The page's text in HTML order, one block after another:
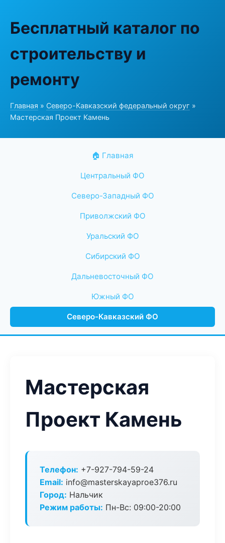
Бесплатный каталог по
строительству и
ремонту
Главная » Северо-Кавказский федеральный округ »
Мастерская Проект Камень
🏠 Главная
Центральный ФО
Северо-Западный ФО
Приволжский ФО
Уральский ФО
Сибирский ФО
Дальневосточный ФО
Южный ФО
Северо-Кавказский ФО
Мастерская
Проект Камень
Телефон: +7-927-794-59-24
Email: info@masterskayaproe376.ru
Город: Нальчик
Режим работы: Пн-Вс: 09:00-20:00